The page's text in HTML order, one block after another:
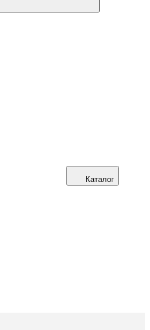
Каталог